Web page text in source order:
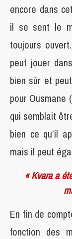
encore dans
il se sent le
toujours
peut jouer
bien sûr et
pour Ousmane
qui semblait
bien ce qu’il
mais il peut
« Kvara a
En fin de
fonction des